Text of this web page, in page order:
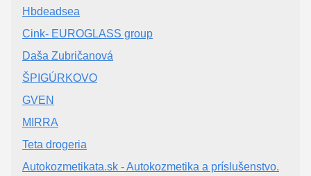
Hbdeadsea
Cink- EUROGLASS group
Daša Zubričanová
ŠPIGÚRKOVO
GVEN
MIRRA
Teta drogeria
Autokozmetikata.sk - Autokozmetika a príslušenstvo.